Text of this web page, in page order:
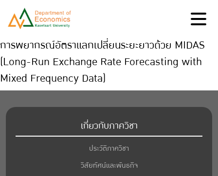
การพยากรณ์อัตราแลกเปลี่ยนระยะยาวด้วย MIDAS
(Long-Run Exchange Rate Forecasting with
Mixed Frequency Data)
เกี่ยวกับภาควิชา
ประวัติภาควิชา
วิสัยทัศน์และพันธกิจ